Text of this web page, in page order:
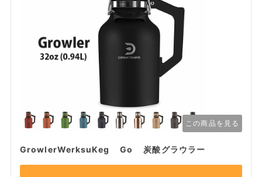
この商品を見る
GrowlerWerksuKeg Go 炭酸グラウラー